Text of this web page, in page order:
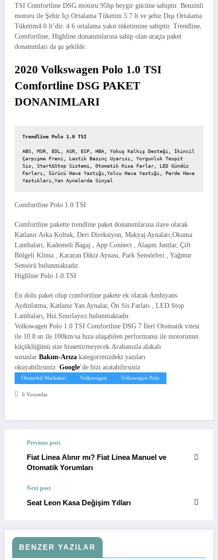
TSI Comfortline DSG motoru 95hp beygir gücüne sahiptir. Benzinli
motoru ile Şehir İçi Ortalama Tüketim 5.7 lt ve şehir Dışı Ortalama
Tüketim4.0 lt’dir. 4.6 ortalama yakıt tüketimine sahiptir. Trendline,
Comfortline, Highline donanımlarına sahip olan araçta paket
donanımları da şu şekilde.
2020 Volkswagen Polo 1.0 TSI
Comfortline DSG PAKET
DONANIMLARI
Trendline Polo 1.0 TSI
ABS, MSR, EDL, ASR, ESP, HBA, Yokuş Kalkış Desteği, İkincil
Çarpışma Freni, Lastik Basınç Uyarısı, Yorgunluk Tespit
Sis, Start&Stop Sistemi, Otomatik Kısa Farlar, LED Gündüz
Farları, Sürücü Hava Yastığı,Yolcu Hava Yastığı, Perde Hava
Yastıkları,Yan Aynalarda Sinyal
Comfortline Polo 1.0 TSI
Comfortline pakette trendline paket donanımlarına ilave olarak
Katlanır Arka Koltuk, Deri Direksiyon, Makyaj Aynaları,Okuma
Lambaları, Kademeli Bagaj , App Connect , Alaşım Jantlar, Çift
Bölgeli Klima , Kararan Dikiz Aynası, Park Sensörleri , Yağmur
Sensörü bulunmaktadır.
Highline Polo 1.0 TSI
En dolu paket olup comfortline pakete ek olarak Ambiyans
Aydınlatma, Katlanır Yan Aynalar, Ön Sis Farları , LED Stop
Lambaları, Hız Sınırlayıcı bulunmaktadır.
Volkswagen Polo 1.0 TSI Comfortline DSG 7 İleri Otomatik vitesi
ile 10.8 sn ile 100km/sa hıza ulaşabilen performansı ile motorunun
küçüklüğünü size hissettirmeyecek.Arabanızla alakalı
sorunlar Bakım-Arıza kategorimizdeki yazıları
okuyabilirsiniz. Google‘de bizi aratabilirsiniz
Otomobil Markaları Volkswagen Volkswagen Polo
0 Yorumlar
Previous post
Fiat Linea Alınır mı? Fiat Linea Manuel ve
Otomatik Yorumları
Next post
Seat Leon Kasa Değişim Yılları
BENZER YAZILAR